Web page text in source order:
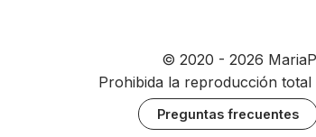
© 2020 - 2026
Prohibida la reproducción
Preguntas frecuentes